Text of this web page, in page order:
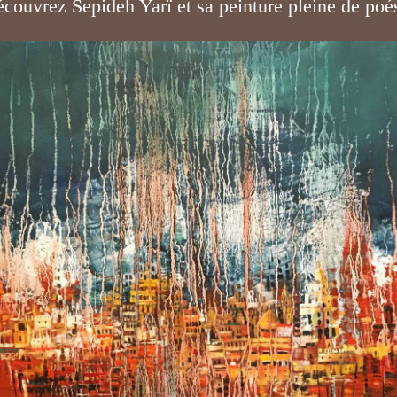
Sepideh Yarï et sa peinture pleine de